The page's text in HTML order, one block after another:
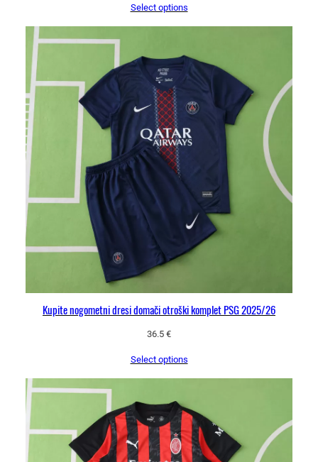
Select options
Kupite nogometni dresi domači otroški komplet PSG 2025/26
36.5 €
Select options